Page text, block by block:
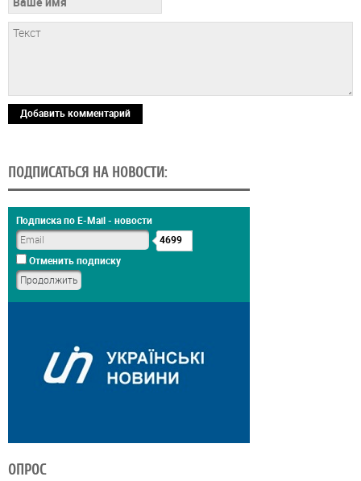
Добавить комментарий
ПОДПИСАТЬСЯ НА НОВОСТИ:
Подписка по E-Mail - новости
4699
Отменить подписку
ОПРОС